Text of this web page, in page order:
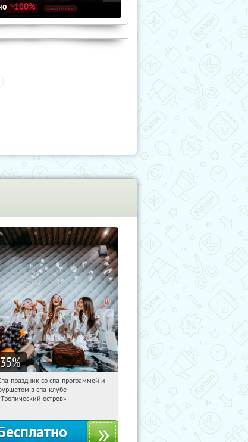
-100%
%
01:41:24 Получили:
Улица 1905 года
праздник со спа-программой и
в спа-клубе
остров»